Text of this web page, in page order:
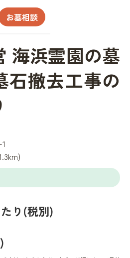
お墓相談
海浜霊園の墓
石撤去工事の
り(税別)